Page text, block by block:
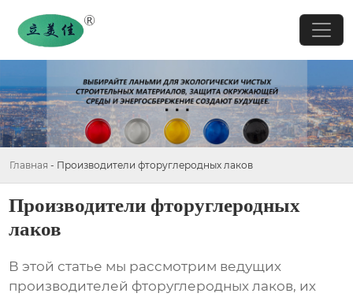
Главная - Производители фторуглеродных лаков
Производители фторуглеродных
лаков
В этой статье мы рассмотрим ведущих
производителей фторуглеродных лаков, их